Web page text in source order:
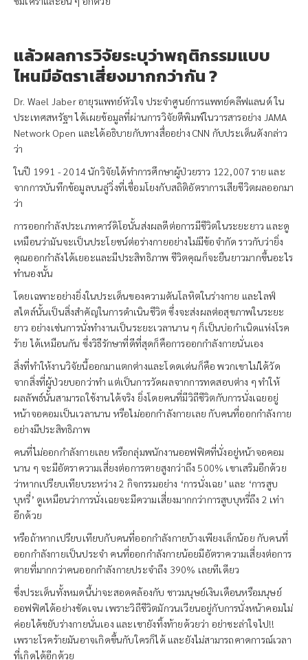
แล้วผลการวิจัยระบุว่าพฤติกรรมแบบ
ไหนมีอัตราเสี่ยงมากกว่ากัน ?
Dr. Wael Jaber อายุรแพทย์หัวใจ ประจำศูนย์การแพทย์คลีฟแลนด์ ใน
ประเทศสหรัฐฯ ได้เผยข้อมูลที่ผ่านการวิจัยตีพิมพ์ในวารสารอย่าง JAMA
Network Open และได้อธิบายกับทางสื่ออย่าง CNN กับประเด็นดังกล่าว
ว่า
ในปี 1991 - 2014 นักวิจัยได้ทำการศึกษาผู้ป่วยราว 122,007 ราย และ
จากการบันทึกข้อมูลบนลู่วิ่งที่เชื่อมโยงกับสถิติอัตราการเสียชีวิตผลออกมา
ว่า
การออกกำลังประเภทคาร์ดิโอนั้นส่งผลดีต่อการมีชีวิตในระยะยาว และดู
เหมือนว่ามันจะเป็นประโยชน์ต่อร่างกายอย่างไม่มีข้อจำกัด ราวกับว่ายิ่ง
คุณออกกำลังได้เยอะและมีประสิทธิภาพ ชีวิตคุณก็จะยืนยาวมากขึ้นอะไร
ทำนองนั้น
โดยเฉพาะอย่างยิ่งในประเด็นของความดันโลหิตในร่างกาย และไลฟ์
สไตล์นั้นเป็นสิ่งสำคัญในการดำเนินชีวิต ซึ่งจะส่งผลต่อสุขภาพในระยะ
ยาว อย่างเช่นการนั่งทำงานเป็นระยะเวลานาน ๆ ก็เป็นบ่อกำเนิดแห่งโรค
ร้าย ได้เหมือนกัน ซึ่งวิธีรักษาที่ดีที่สุดก็คือการออกกำลังกายนั่นเอง
สิ่งที่ทำให้งานวิจัยนี้ออกมาแตกต่างและโดดเด่นก็คือ พวกเขาไม่ได้วัด
จากสิ่งที่ผู้ป่วยบอกว่าทำ แต่เป็นการวัดผลจากการทดสอบต่าง ๆ ทำให้
ผลลัพธ์นั้นสามารถใช้งานได้จริง ยิ่งโดยคนที่มีวิถีชีวิตกับการนั่งเฉยอยู่
หน้าจอคอมเป็นเวลานาน หรือไม่ออกกำลังกายเลย กับคนที่ออกกำลังกาย
อย่างมีประสิทธิภาพ
คนที่ไม่ออกกำลังกายเลย หรือกลุ่มพนักงานออฟฟิศที่นั่งอยู่หน้าจอคอม
นาน ๆ จะมีอัตราความเสี่ยงต่อการตายสูงกว่าถึง 500% เขาเสริมอีกด้วย
ว่าหากเปรียบเทียบระหว่าง 2 กิจกรรมอย่าง ‘การนั่งเฉย’ และ ‘การสูบ
บุหรี่’ ดูเหมือนว่าการนั่งเฉยจะมีความเสี่ยงมากกว่าการสูบบุหรี่ถึง 2 เท่า
อีกด้วย
หรือถ้าหากเปรียบเทียบกับคนที่ออกกำลังกายบ้างเพียงเล็กน้อย กับคนที่
ออกกำลังกายเป็นประจำ คนที่ออกกำลังกายน้อยมีอัตราความเสี่ยงต่อการ
ตายที่มากกว่าคนออกกำลังกายประจำถึง 390% เลยทีเดียว
ซึ่งประเด็นทั้งหมดนี้น่าจะสอดคล้องกับ ชาวมนุษย์เงินเดือนหรือมนุษย์
ออฟฟิศได้อย่างชัดเจน เพราะวิถีชีวิตมักวนเวียนอยู่กับการนั่งหน้าคอมไม่
ค่อยได้ขยับร่างกายนั่นเอง และเขายังทิ้งท้ายด้วยว่า อย่าชะล่าใจไป!!
เพราะโรคร้ายมันอาจเกิดขึ้นกับใครก็ได้ และยังไม่สามารถคาดการณ์เวลา
ที่เกิดได้อีกด้วย